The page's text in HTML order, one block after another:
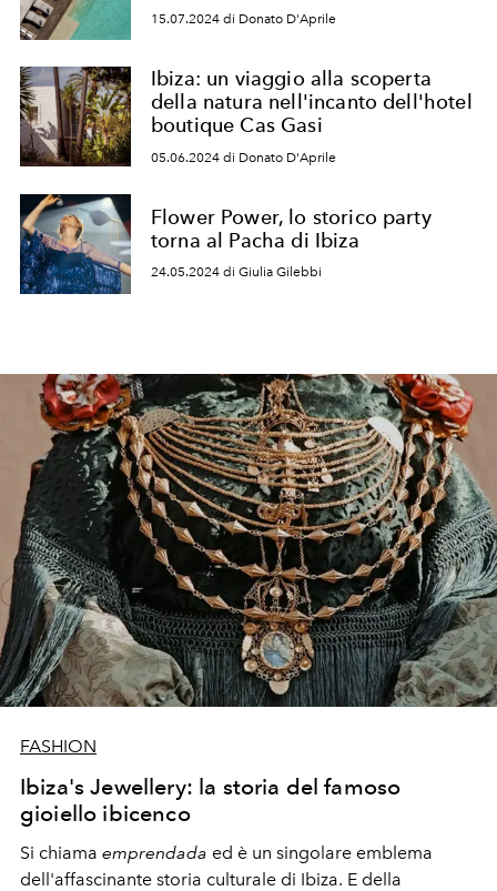
15.07.2024 di Donato D'Aprile
Ibiza: un viaggio alla scoperta
della natura nell'incanto dell'hotel
boutique Cas Gasi
05.06.2024 di Donato D'Aprile
Flower Power, lo storico party
torna al Pacha di Ibiza
24.05.2024 di Giulia Gilebbi
FASHION
Ibiza's Jewellery: la storia del famoso
gioiello ibicenco
Si chiama emprendada ed è un singolare emblema
dell'affascinante storia culturale di Ibiza. E della